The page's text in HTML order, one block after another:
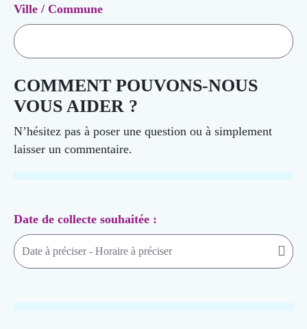
Ville / Commune
COMMENT POUVONS-NOUS
VOUS AIDER ?
N’hésitez pas à poser une question ou à simplement
laisser un commentaire.
Date de collecte souhaitée :